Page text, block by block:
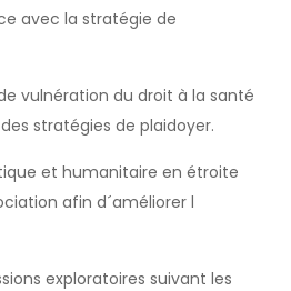
avec la stratégie de
vulnération du droit à la santé
stratégies de plaidoyer.
et humanitaire en étroite
afin d´améliorer l
exploratoires suivant les